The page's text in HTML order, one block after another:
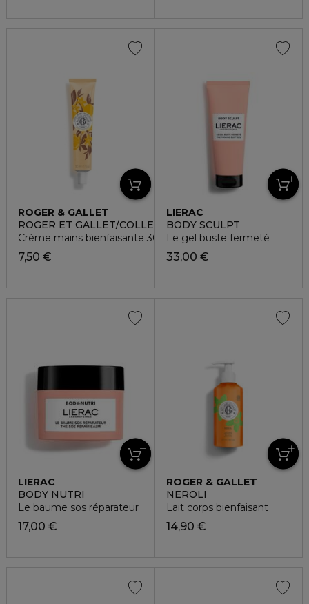
ROGER & GALLET
ROGER ET GALLET/COLLECTIONS HISTORIQUES
Crème mains bienfaisante 30ml - bois d'orange
7,50 €
LIERAC
BODY SCULPT
Le gel buste fermeté
33,00 €
LIERAC
BODY NUTRI
Le baume sos réparateur
17,00 €
ROGER & GALLET
NÉROLI
Lait corps bienfaisant
14,90 €